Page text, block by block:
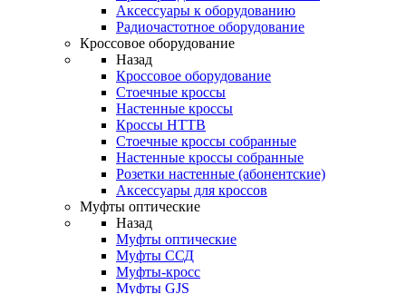
Аксессуары к оборудованию
Радиочастотное оборудование
Кроссовое оборудование
Назад
Кроссовое оборудование
Стоечные кроссы
Настенные кроссы
Кроссы HTTB
Стоечные кроссы собранные
Настенные кроссы собранные
Розетки настенные (абонентские)
Аксессуары для кроссов
Муфты оптические
Назад
Муфты оптические
Муфты ССД
Муфты-кросс
Муфты GJS